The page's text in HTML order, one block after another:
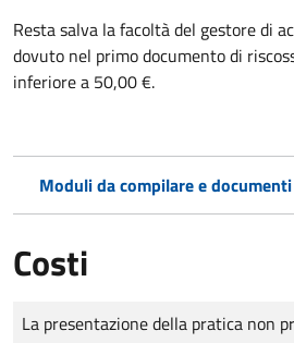
Resta salva la facoltà del gestore di
dovuto nel primo documento di
inferiore a 50,00 €.
Moduli da compilare e
Costi
Tipo di pagamento
Importo
La presentazione della pratica non